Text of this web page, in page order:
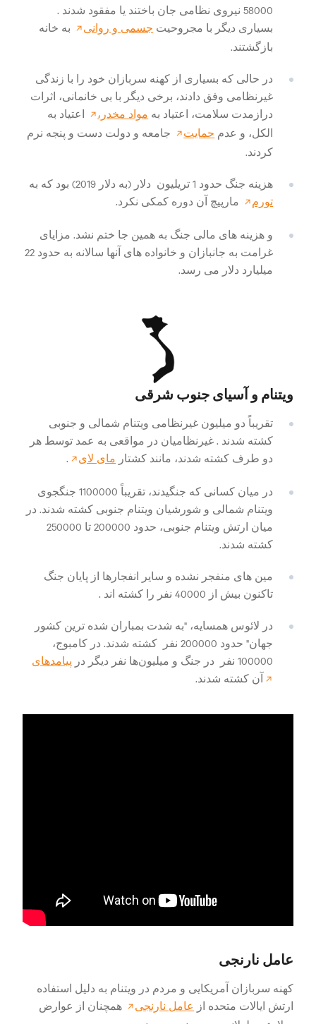
58000 نیروی نظامی جان باختند یا مفقود
شدند .
بسیاری دیگر با مجروحیت جسمی و روانی
به خانه
بازگشتند.
در حالی که بسیاری از کهنه سربازان خود را با زندگی
غیرنظامی وفق دادند، برخی دیگر با بی خانمانی، اثرات
درازمدت سلامت، اعتیاد به مواد مخدر،
اعتیاد به
الکل، و عدم حمایت
جامعه و دولت دست و پنجه نرم
کردند.
هزینه جنگ حدود 1 تریلیون دلار (به دلار 2019) بود که به
تورم
مارپیچ آن دوره کمکی نکرد.
و هزینه های مالی جنگ به همین جا ختم نشد. مزایای
غرامت به جانبازان و خانواده های آنها سالانه به حدود 22
میلیارد دلار می رسد.
ویتنام و آسیای جنوب شرقی
تقریباً دو میلیون غیرنظامی ویتنام شمالی و جنوبی
کشته شدند . غیرنظامیان در مواقعی به عمد توسط هر
دو طرف کشته شدند، مانند کشتار مای لای .
در میان کسانی که جنگیدند، تقریباً 1100000 جنگجوی
ویتنام شمالی و شورشیان ویتنام جنوبی کشته شدند. در
میان ارتش ویتنام جنوبی، حدود 200000 تا 250000
کشته شدند.
مین های منفجر نشده و سایر انفجارها از پایان جنگ
تاکنون بیش از 40000 نفر را
کشته اند .
در لائوس همسایه، "به شدت بمباران شده ترین کشور
جهان" حدود 200000
نفر
کشته شدند. در کامبوج،
100000نفر در جنگ و میلیون‌ها نفر دیگر در پیامدهای
آن کشته شدند.
عامل نارنجی
کهنه سربازان آمریکایی و مردم در ویتنام به دلیل استفاده
ارتش ایالات متحده از عامل نارنجی
همچنان از عوارض